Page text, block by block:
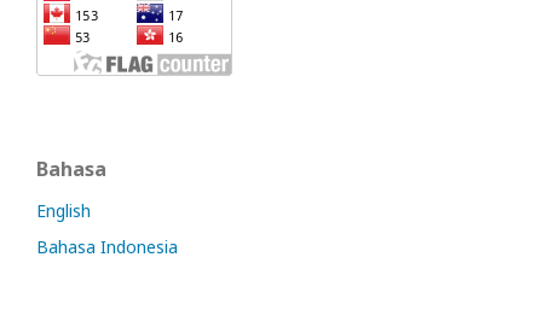
Bahasa
English
Bahasa Indonesia